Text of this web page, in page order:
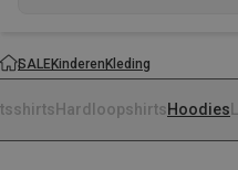
SALEKinderenKleding
HardloopshirtsHoodies